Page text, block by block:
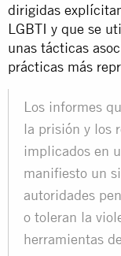
dirigidas
LGBTI y que se
unas tácticas
prácticas más
Los informes
la prisión y los
implicados en
manifiesto un
autoridades
o toleran la
herramientas